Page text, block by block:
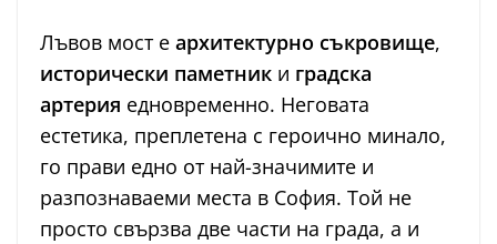
Лъвов мост е архитектурно съкровище,
исторически паметник и градска
артерия едновременно. Неговата
естетика, преплетена с героично минало,
го прави едно от най-значимите и
разпознаваеми места в София. Той не
просто свързва две части на града, а и